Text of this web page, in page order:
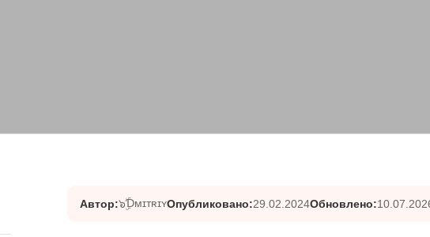
Автор:๖ۣۜƊᴍɪᴛʀɪʏОпубликовано:29.02.2024Обновлено: